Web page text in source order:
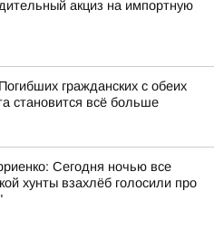
акциз на импортную
гражданских с обеих
становится всё больше
Сегодня ночью все
хунты взахлёб голосили про